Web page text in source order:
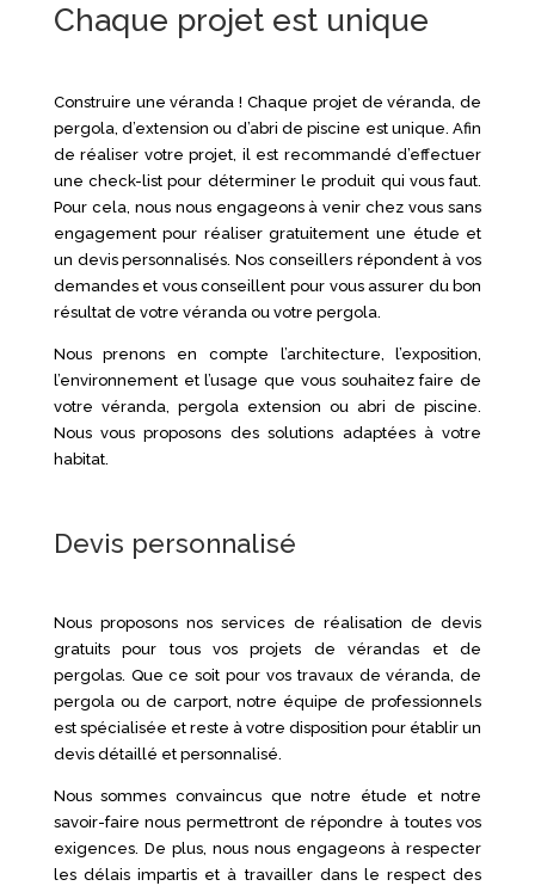
Chaque projet est unique
Construire une véranda ! Chaque projet de véranda, de
pergola, d’extension ou d’abri de piscine est unique. Afin
de réaliser votre projet, il est recommandé d’effectuer
une check-list pour déterminer le produit qui vous faut.
Pour cela, nous nous engageons à venir chez vous sans
engagement pour réaliser gratuitement une étude et
un devis personnalisés. Nos conseillers répondent à vos
demandes et vous conseillent pour vous assurer du bon
résultat de votre véranda ou votre pergola.
Nous prenons en compte l’architecture, l’exposition,
l’environnement et l’usage que vous souhaitez faire de
votre véranda, pergola extension ou abri de piscine.
Nous vous proposons des solutions adaptées à votre
habitat.
Devis personnalisé
Nous proposons nos services de réalisation de devis
gratuits pour tous vos projets de vérandas et de
pergolas. Que ce soit pour vos travaux de véranda, de
pergola ou de carport, notre équipe de professionnels
est spécialisée et reste à votre disposition pour établir un
devis détaillé et personnalisé.
Nous sommes convaincus que notre étude et notre
savoir-faire nous permettront de répondre à toutes vos
exigences. De plus, nous nous engageons à respecter
les délais impartis et à travailler dans le respect des